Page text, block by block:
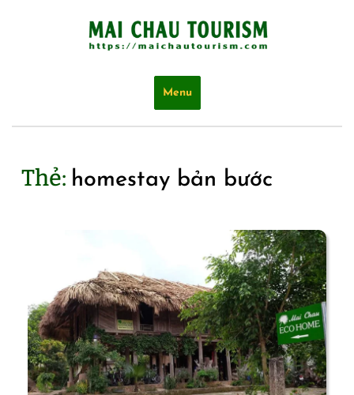
Menu
Thẻ: homestay bản bước